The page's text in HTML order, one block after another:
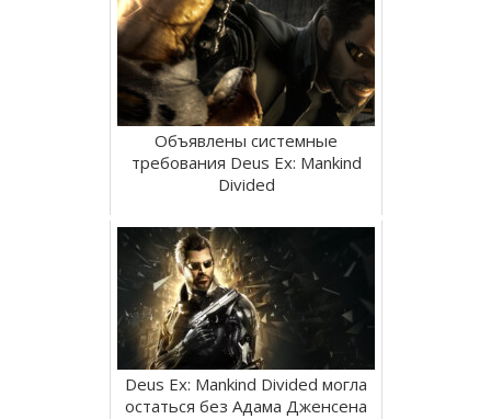
Объявлены системные
требования Deus Ex: Mankind
Divided
Deus Ex: Mankind Divided могла
остаться без Адама Дженсена